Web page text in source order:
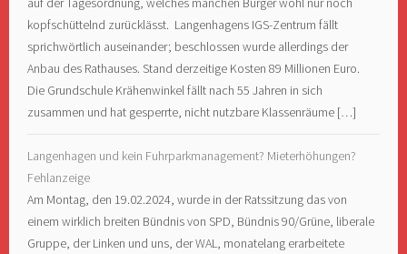
kopfschüttelnd zurücklässt. Langenhagens IGS-Zentrum fällt
sprichwörtlich auseinander; beschlossen wurde allerdings der
Anbau des Rathauses. Stand derzeitige Kosten 89 Millionen Euro.
Die Grundschule Krähenwinkel fällt nach 55 Jahren in sich
zusammen und hat gesperrte, nicht nutzbare Klassenräume […]
Langenhagen und kein Fuhrparkmanagement? Mieterhöhungen?
Fehlanzeige
Am Montag, den 19.02.2024, wurde in der Ratssitzung das von
einem wirklich breiten Bündnis von SPD, Bündnis 90/Grüne, liberale
Gruppe, der Linken und uns, der WAL, monatelang erarbeitete